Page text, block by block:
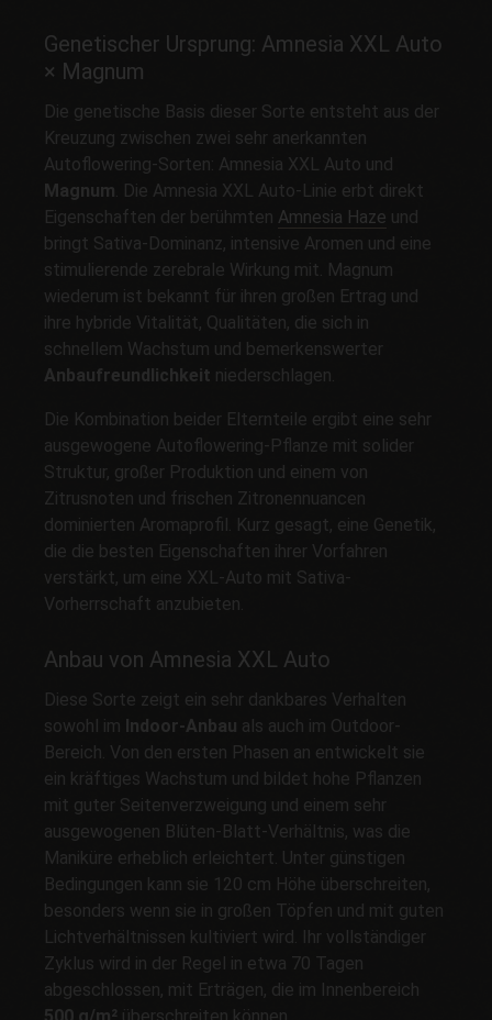
Genetischer Ursprung: Amnesia XXL Auto
× Magnum
Die genetische Basis dieser Sorte entsteht aus der
Kreuzung zwischen zwei sehr anerkannten
Autoflowering-Sorten: Amnesia XXL Auto und
Magnum . Die Amnesia XXL Auto-Linie erbt direkt
Eigenschaften der berühmten Amnesia Haze und
bringt Sativa-Dominanz, intensive Aromen und eine
stimulierende zerebrale Wirkung mit. Magnum
wiederum ist bekannt für ihren großen Ertrag und
ihre hybride Vitalität, Qualitäten, die sich in
schnellem Wachstum und bemerkenswerter
Anbaufreundlichkeit niederschlagen.
Die Kombination beider Elternteile ergibt eine sehr
ausgewogene Autoflowering-Pflanze mit solider
Struktur, großer Produktion und einem von
Zitrusnoten und frischen Zitronennuancen
dominierten Aromaprofil. Kurz gesagt, eine Genetik,
die die besten Eigenschaften ihrer Vorfahren
verstärkt, um eine XXL-Auto mit Sativa-
Vorherrschaft anzubieten.
Anbau von Amnesia XXL Auto
Diese Sorte zeigt ein sehr dankbares Verhalten
sowohl im Indoor-Anbau als auch im Outdoor-
Bereich. Von den ersten Phasen an entwickelt sie
ein kräftiges Wachstum und bildet hohe Pflanzen
mit guter Seitenverzweigung und einem sehr
ausgewogenen Blüten-Blatt-Verhältnis, was die
Maniküre erheblich erleichtert. Unter günstigen
Bedingungen kann sie 120 cm Höhe überschreiten,
besonders wenn sie in großen Töpfen und mit guten
Lichtverhältnissen kultiviert wird. Ihr vollständiger
Zyklus wird in der Regel in etwa 70 Tagen
abgeschlossen, mit Erträgen, die im Innenbereich